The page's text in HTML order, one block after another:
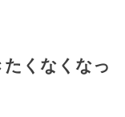
くなくなっ